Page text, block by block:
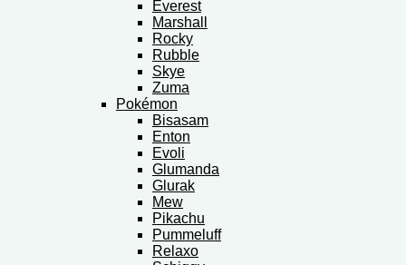
Everest
Marshall
Rocky
Rubble
Skye
Zuma
Pokémon
Bisasam
Enton
Evoli
Glumanda
Glurak
Mew
Pikachu
Pummeluff
Relaxo